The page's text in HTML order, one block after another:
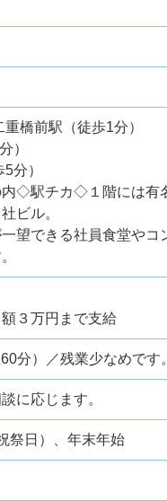
橋前駅（徒歩1分）
）
分）
内◇駅チカ◇１階には有
ビル。
望できる社員食堂や
３万円まで支給
分）／残業少なめです。
に応じます。
祭日）、年末年始